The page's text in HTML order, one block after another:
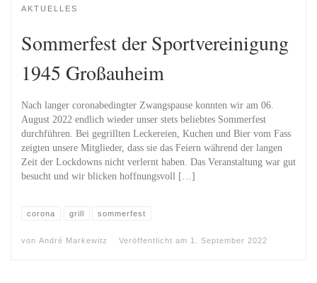
AKTUELLES
Sommerfest der Sportvereinigung
1945 Großauheim
Nach langer coronabedingter Zwangspause konnten wir am 06.
August 2022 endlich wieder unser stets beliebtes Sommerfest
durchführen. Bei gegrillten Leckereien, Kuchen und Bier vom Fass
zeigten unsere Mitglieder, dass sie das Feiern während der langen
Zeit der Lockdowns nicht verlernt haben. Das Veranstaltung war gut
besucht und wir blicken hoffnungsvoll […]
corona grill sommerfest
von André Markewitz Veröffentlicht am 1. September 2022